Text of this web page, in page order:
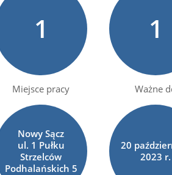
1 1
Miejsce pracy
Nowy Sącz
ul. 1 Pułku
Strzelców
Podhalańskich 5
Ważne
20
2023 r.